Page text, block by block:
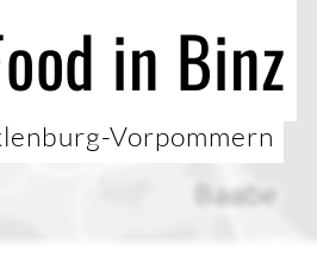
in Binz
Vorpommern